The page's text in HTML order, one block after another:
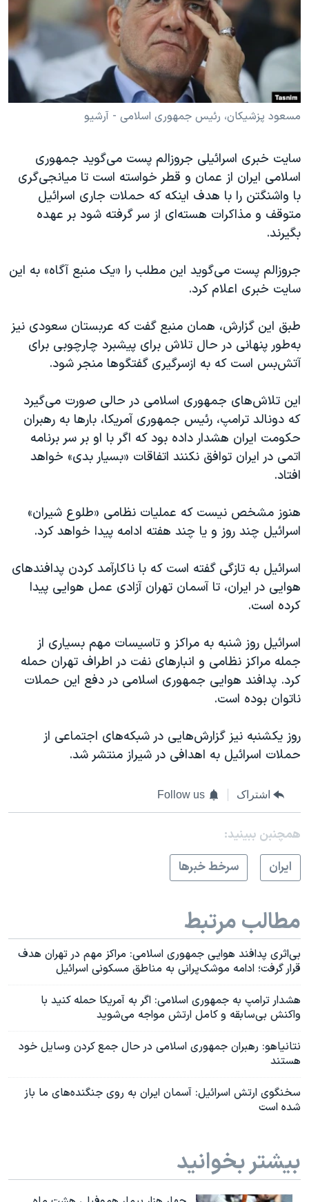
فرهنگ و زندگی
حقوق شهروندی
اقتصادی
علم و فناوری
اسرائیل در جنگ
آرشیو پخش زنده
انتخابات ریاست جمهوری آمریکا ۲۰۲۴
حمله جمهوری اسلامی به اسرائیل
رمز مهسا
ورزش زنان در ایران
مجموعه مستندهای دادخواهی
تریبونال مردمی آبان ۹۸
دادگاه حمید نوری
چهل سال گروگان‌گیری
قانون شفافیت دارائی کادر رهبری ایران
اعتراضات مردمی آبان ۹۸
نرگس محمدی برنده جایزه نوبل صلح
همایش محافظه‌کاران آمریکا «سی‌پک»
سفر پرزیدنت ترامپ به چین
زبانهای مختلف
مسعود پزشیکان، رئیس جمهوری اسلامی - آرشیو
سایت خبری اسرائيلی جروزالم پست می‌گوید جمهوری
اسلامی ایران از عمان و قطر خواسته است تا میانجی‌گری
با واشنگتن را با هدف اینکه که حملات جاری اسرائیل
متوقف و مذاکرات هسته‌ای از سر گرفته شود بر عهده
بگیرند.
جروزالم پست می‌گوید این مطلب را «یک منبع آگاه» به این
سایت خبری اعلام کرد.
طبق این گزارش، همان منبع گفت که عربستان سعودی نیز
به‌طور پنهانی در حال تلاش برای پیشبرد چارچوبی برای
آتش‌بس است که به ازسرگیری گفتگوها منجر شود.
این تلاش‌های جمهوری اسلامی در حالی صورت می‌گیرد
که دونالد ترامپ، رئیس جمهوری آمریکا، بارها به رهبران
حکومت ایران هشدار داده بود که اگر با او بر سر برنامه
اتمی در ایران توافق نکنند اتفاقات «بسیار بدی» خواهد
افتاد.
هنوز مشخص نیست که عملیات نظامی «طلوع شیران»
اسرائيل چند روز و یا چند هفته ادامه پیدا خواهد کرد.
اسرائيل به تازگی گفته است که با ناکارآمد کردن پدافند‌های
هوایی در ایران، تا آسمان تهران آزادی عمل هوایی پیدا
کرده است.
اسرائيل روز شنبه به مراکز و تاسیسات مهم بسیاری از
جمله مراکز نظامی و انبارهای نفت در اطراف تهران حمله
کرد. پدافند هوایی جمهوری اسلامی در دفع این حملات
ناتوان بوده است.
روز یکشنبه نیز گزارش‌هایی در شبکه‌های اجتماعی از
حملات اسرائيل به اهدافی در شیراز منتشر شد.
اشتراک Follow us
همچنبن ببینید:
ايران
سرخط خبرها
مطالب مرتبط
بی‌اثری پدافند هوایی جمهوری اسلامی: مراکز مهم در تهران هدف
قرار گرفت؛ ادامه موشک‌پرانی به مناطق مسکونی اسرائيل
هشدار ترامپ به جمهوری اسلامی: اگر به آمریکا حمله کنید با
واکنش بی‌سابقه و کامل ارتش مواجه می‌شوید
نتانیاهو: رهبران جمهوری اسلامی در حال جمع کردن وسایل خود
هستند
سخنگوی ارتش اسرائیل: آسمان ایران به روی جنگنده‌های ما باز
شده است
بیشتر بخوانید